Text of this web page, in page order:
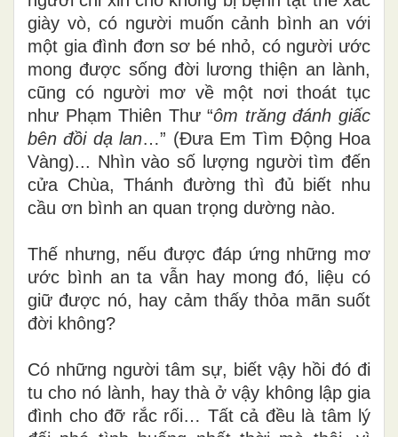
giày vò, có người muốn cảnh bình an với
một gia đình đơn sơ bé nhỏ, có người ước
mong được sống đời lương thiện an lành,
cũng có người mơ về một nơi thoát tục
như Phạm Thiên Thư “ôm trăng đánh giấc
bên đồi dạ lan…” (Đưa Em Tìm Động Hoa
Vàng)... Nhìn vào số lượng người tìm đến
cửa Chùa, Thánh đường thì đủ biết nhu
cầu ơn bình an quan trọng dường nào.
Thế nhưng, nếu được đáp ứng những mơ
ước bình an ta vẫn hay mong đó, liệu có
giữ được nó, hay cảm thấy thỏa mãn suốt
đời không?
Có những người tâm sự, biết vậy hồi đó đi
tu cho nó lành, hay thà ở vậy không lập gia
đình cho đỡ rắc rối… Tất cả đều là tâm lý